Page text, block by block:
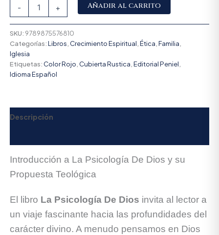
- + Añadir al carrito
SKU: 9789875576810
Categorías:Libros Crecimiento Espiritual Ética Familia
Iglesia
Etiquetas: Color Rojo Cubierta Rustica Editorial Peniel
Idioma Español
Descripción
Introducción a La Psicología De Dios y su
Propuesta Teológica
El libro La Psicología De Dios invita al lector a
un viaje fascinante hacia las profundidades del
carácter divino. A menudo pensamos en Dios